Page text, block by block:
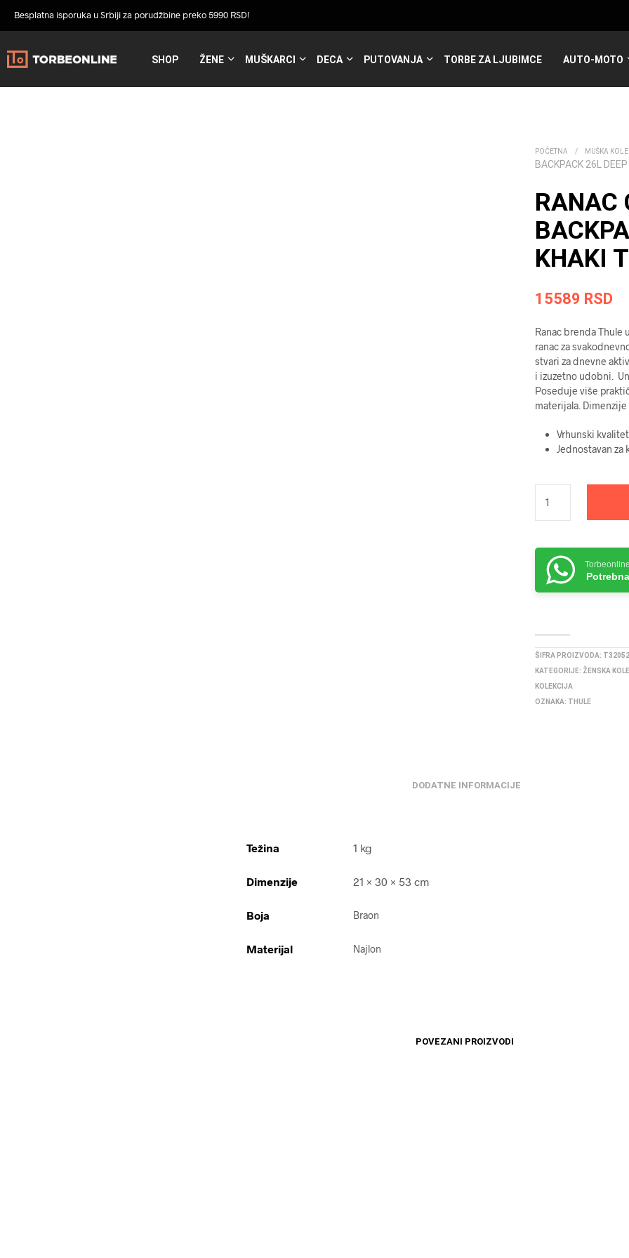
Besplatna isporuka u Srbiji za porudžbine preko 5990 RSD!
SHOP ŽENE MUŠKARCI DECA PUTOVANJA TORBE ZA LJUBIMCE AUTO-MOTO
POČETNA / MUŠKA
BACKPACK 26L
RANAC
KHAKI
15589 RSD
Ranac brenda Thule
ranac za
stvari za dnevne
i izuzetno udobni.
Poseduje više
materijala. Dimenzije
Vrhunski kvalitet
Jednostavan za
Torbeonline
ŠIFRA PROIZVODA:
KATEGORIJE: ŽENSKA
KOLEKCIJA
OZNAKA: THULE
DODATNE INFORMACIJE
Težina 1 kg
Dimenzije 21 × 30 × 53 cm
Boja Braon
Materijal Najlon
POVEZANI PROIZVODI